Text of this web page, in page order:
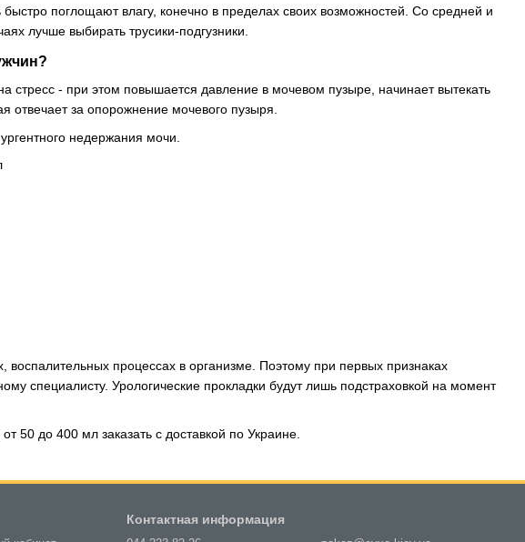
поглощают влагу, конечно в пределах своих возможностей. Со средней и
лучше выбирать трусики-подгузники.
стресс - при этом повышается давление в мочевом пузыре, начинает вытекать
отвечает за опорожнение мочевого пузыря.
недержания мочи.
процессах в организме. Поэтому при первых признаках
специалисту. Урологические прокладки будут лишь подстраховкой на момент
от 50 до 400 мл заказать с доставкой по Украине.
Контактная информация